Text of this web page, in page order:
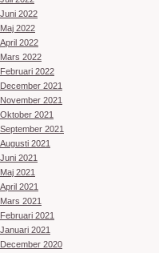
Juni 2022
Maj 2022
April 2022
Mars 2022
Februari 2022
December 2021
November 2021
Oktober 2021
September 2021
Augusti 2021
Juni 2021
Maj 2021
April 2021
Mars 2021
Februari 2021
Januari 2021
December 2020